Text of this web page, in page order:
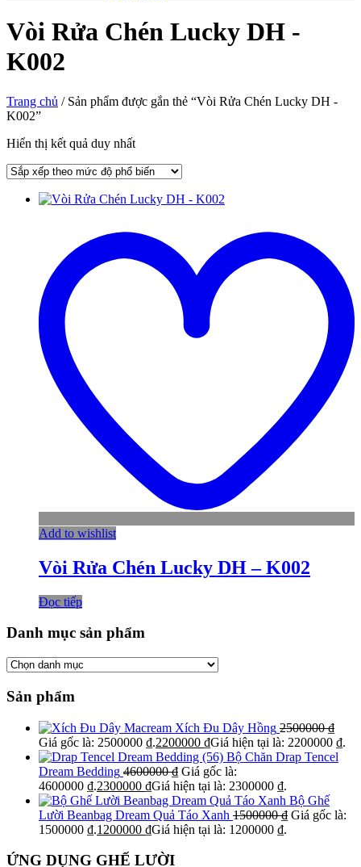
Vòi Rửa Chén Lucky DH -
K002
Trang chủ / Sản phẩm được gắn thẻ “Vòi Rửa Chén Lucky DH -
K002”
Hiển thị kết quả duy nhất
Add to wishlist
Vòi Rửa Chén Lucky DH – K002
Đọc tiếp
Danh mục sản phẩm
Sản phẩm
Xích Đu Dây Hồng 2500000₫
Giá gốc là: 2500000 ₫.2200000 ₫Giá hiện tại là: 2200000 ₫.
Bộ Chăn Drap Tencel
Dream Bedding 4600000₫ Giá gốc là:
4600000 ₫.2300000 ₫Giá hiện tại là: 2300000 ₫.
Bộ Ghế
Lười Beanbag Dream Quả Táo Xanh 1500000₫ Giá gốc là:
1500000 ₫.1200000 ₫Giá hiện tại là: 1200000 ₫.
ỨNG DỤNG GHẾ LƯỜI